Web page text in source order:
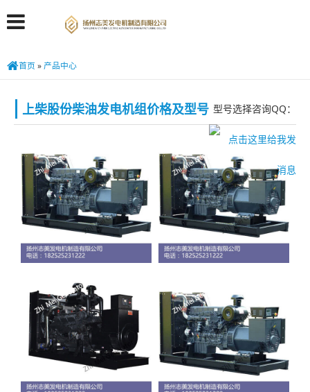
首页 » 产品中心
上柴股份柴油发电机组价格及型号 型号选择咨询QQ：